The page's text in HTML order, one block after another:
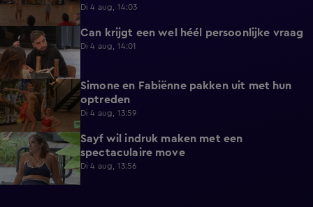
Di 4 aug, 14:03
0:34 Can krijgt een wel héél persoonlijke vraag
Di 4 aug, 14:01
0:34
Simone en Fabiënne pakken uit met hun
optreden
Di 4 aug, 13:59
0:41
Sayf wil indruk maken met een
spectaculaire move
Di 4 aug, 13:56